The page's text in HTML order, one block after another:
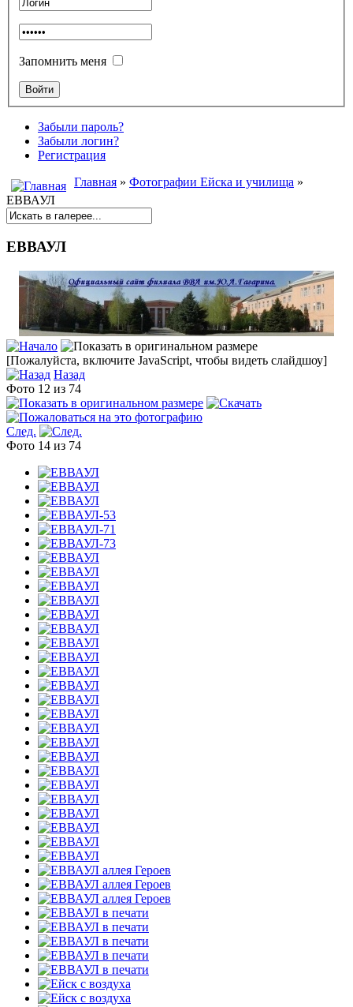
Запомнить меня
Забыли пароль?
Забыли логин?
Регистрация
Главная » Фотографии Ейска и училища »
ЕВВАУЛ
ЕВВАУЛ
[Пожалуйста, включите JavaScript, чтобы видеть слайдшоу]
Назад
Фото 12 из 74
След.
Фото 14 из 74